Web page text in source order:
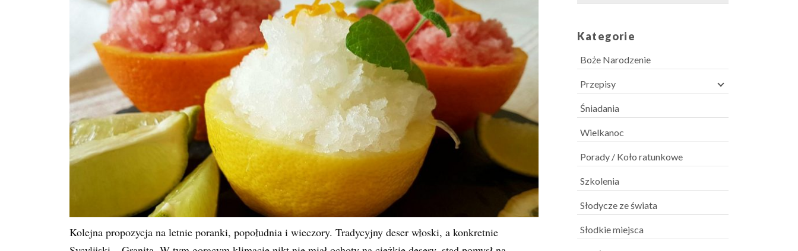
Kolejna propozycja na letnie poranki, popołudnia i wieczory. Tradycyjny deser włoski, a konkretnie
for:
Kategorie
Boże Narodzenie
Przepisy
Śniadania
Wielkanoc
Porady / Koło ratunkowe
Szkolenia
Słodycze ze świata
Słodkie miejsca